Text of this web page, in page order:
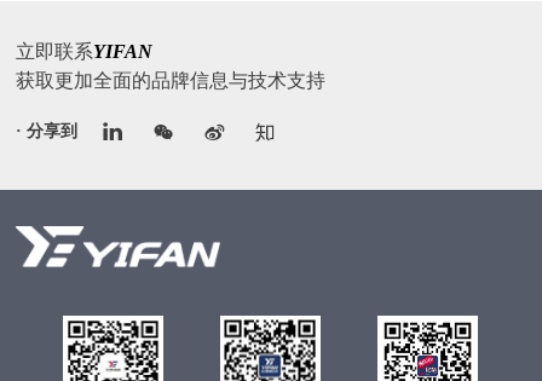
立即联系YIFAN
获取更加全面的品牌信息与技术支持
· 分享到